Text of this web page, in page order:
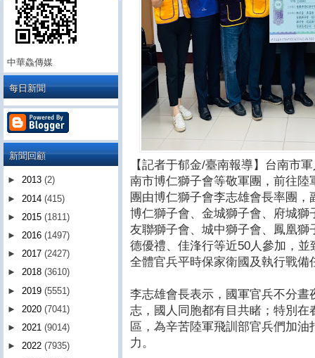
【記者于郁金/臺南報導】台南市
南市博仁獅子會等敬軍團，前往
團由博仁獅子會李志雄會長率團
博仁獅子會、金城獅子會、府城
友聯獅子會、城中獅子會、鳳凰
德優禮、佳浲行等近50人參加，
全體官兵平時保家衛國及執行戰備
李志雄會長表示，國軍官兵不分
志，國人同胞都有目共睹；特別
區，為辛苦陸軍飛訓部官兵們加
力。
中華鱻傳媒
每日新聞
新聞回顧
► 2013 (2)
► 2014 (415)
► 2015 (1811)
► 2016 (1497)
► 2017 (2427)
► 2018 (3610)
► 2019 (5551)
► 2020 (7041)
► 2021 (9014)
► 2022 (7935)